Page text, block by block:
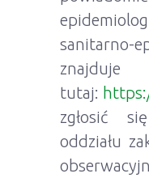
sanitarno-
tutaj:
zgłosić
oddziału